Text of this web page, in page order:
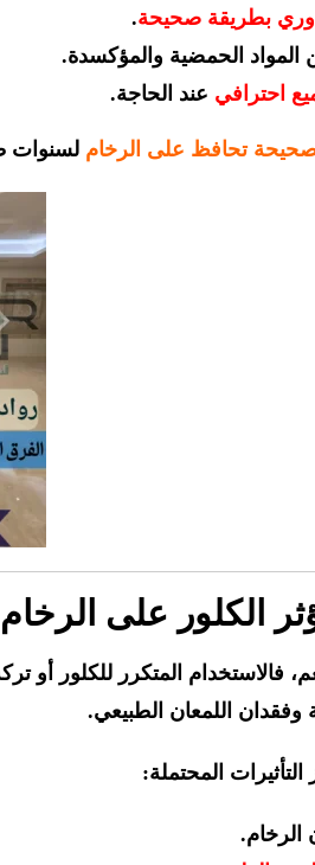
بطريقة صحيحة.
المواد الحمضية والمؤكسدة.
احترافي عند الحاجة.
الصحيحة تحافظ على الرخام لسنوات
الكلور على
نعم، فالاستخدام المتكرر للكلور
وفقدان اللمعان الطبيعي.
المحتملة:
الرخام.